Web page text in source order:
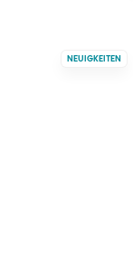
NEUIGKEITEN